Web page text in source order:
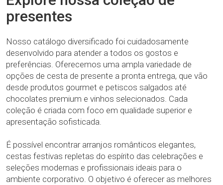
presentes
Nosso catálogo diversificado foi cuidadosamente
desenvolvido para atender a todos os gostos e
preferências. Oferecemos uma ampla variedade de
opções de cesta de presente a pronta entrega​, que vão
desde produtos gourmet e petiscos salgados até
chocolates premium e vinhos selecionados. Cada
coleção é criada com foco em qualidade superior e
apresentação sofisticada.
É possível encontrar arranjos românticos elegantes,
cestas festivas repletas do espírito das celebrações e
seleções modernas e profissionais ideais para o
ambiente corporativo. O objetivo é oferecer as melhores